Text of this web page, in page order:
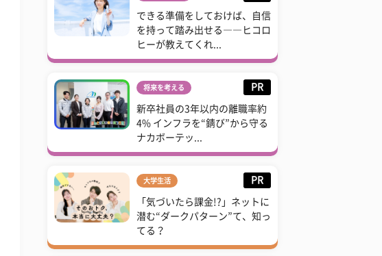
できる準備をしておけば、自信
を持って踏み出せる――ヒコロ
ヒーが教えてくれ...
将来を考える PR
新卒社員の3年以内の離職率約
4% インフラを“錆び”から守る
ナカボーテッ...
大学生活 PR
「気づいたら課金!?」ネットに
潜む“ダークパターン”て、知っ
てる？